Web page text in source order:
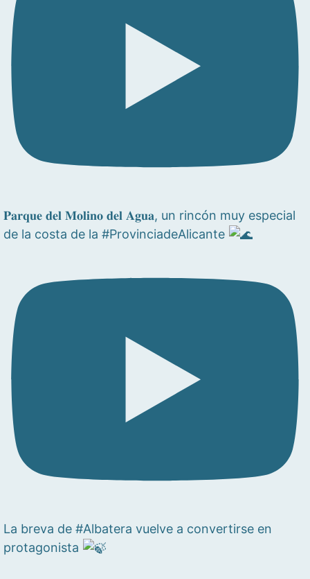
𝐏𝐚𝐫𝐪𝐮𝐞 𝐝𝐞𝐥 𝐌𝐨𝐥𝐢𝐧𝐨 𝐝𝐞𝐥 𝐀𝐠𝐮𝐚, un rincón muy especial
de la costa de la #ProvinciadeAlicante
La breva de #Albatera vuelve a convertirse en
protagonista